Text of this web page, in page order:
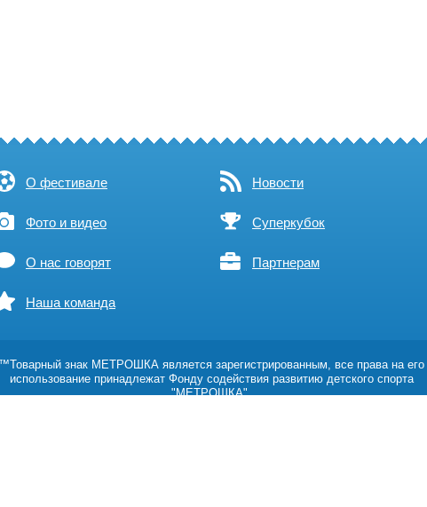
О фестивале Новости
Фото и видео Суперкубок
О нас говорят Партнерам
Наша команда
™Товарный знак МЕТРОШКА является зарегистрированным, все права на его
использование принадлежат Фонду содействия развитию детского спорта
"МЕТРОШКА".